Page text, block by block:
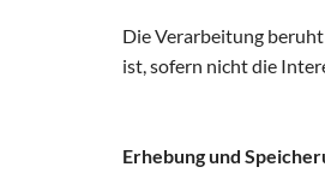
Die Verarbeitung
ist, sofern nicht die
Erhebung und